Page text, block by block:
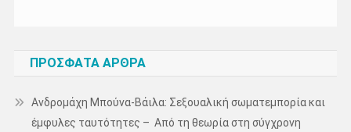
ΠΡΌΣΦΑΤΑ ΆΡΘΡΑ
Ανδρομάχη Μπούνα-Βάιλα: Σεξουαλική σωματεμπορία και
έμφυλες ταυτότητες – Από τη θεωρία στη σύγχρονη